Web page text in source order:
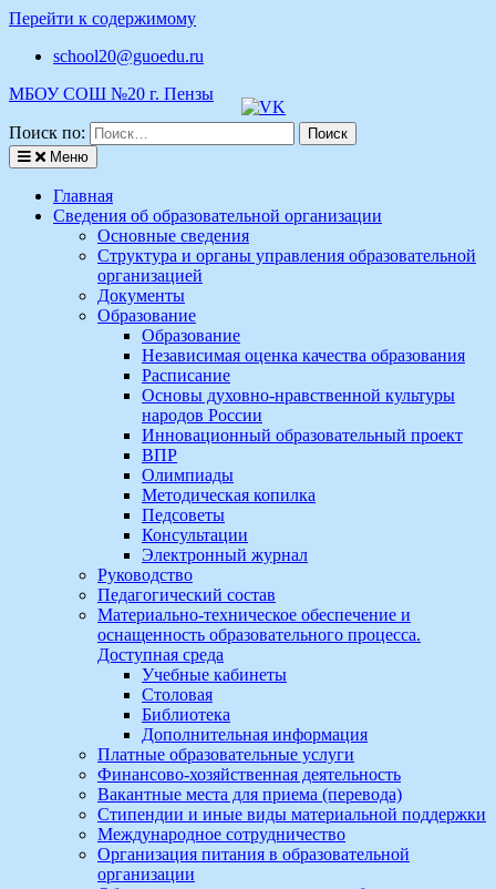
Перейти к содержимому
school20@guoedu.ru
МБОУ СОШ №20 г. Пензы
Поиск по:
Меню
Главная
Сведения об образовательной организации
Основные сведения
Структура и органы управления образовательной
организацией
Документы
Образование
Образование
Независимая оценка качества образования
Расписание
Основы духовно-нравственной культуры
народов России
Инновационный образовательный проект
ВПР
Олимпиады
Методическая копилка
Педсоветы
Консультации
Электронный журнал
Руководство
Педагогический состав
Материально-техническое обеспечение и
оснащенность образовательного процесса.
Доступная среда
Учебные кабинеты
Столовая
Библиотека
Дополнительная информация
Платные образовательные услуги
Финансово-хозяйственная деятельность
Вакантные места для приема (перевода)
Стипендии и иные виды материальной поддержки
Международное сотрудничество
Организация питания в образовательной
организации